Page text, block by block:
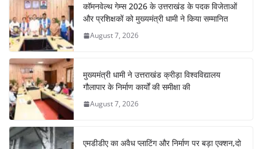
कॉमनवेल्थ गेम्स 2026 के उत्तराखंड के पदक विजेताओं
और प्रशिक्षकों को मुख्यमंत्री धामी ने किया सम्मानित
August 7, 2026
मुख्यमंत्री धामी ने उत्तराखंड क्रीड़ा विश्वविद्यालय
गौलापार के निर्माण कार्यों की समीक्षा की
August 7, 2026
एमडीडीए का अवैध प्लाटिंग और निर्माण पर बड़ा एक्शन,दो